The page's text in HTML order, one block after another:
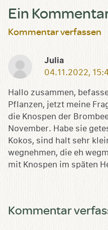
Ein
Kommentar verfassen
Julia
04.11.2022,
Hallo zusammen,
Pflanzen, jetzt meine
die Knospen der
November. Habe sie
Kokos, sind halt sehr
wegnehmen, die eh
mit Knospen im späten
Kommentar